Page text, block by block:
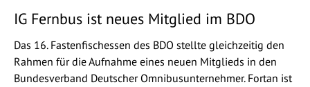
IG Fernbus ist neues Mitglied im BDO
Das 16. Fastenfischessen des BDO stellte gleichzeitig den
Rahmen für die Aufnahme eines neuen Mitglieds in den
Bundesverband Deutscher Omnibusunternehmer. Fortan ist